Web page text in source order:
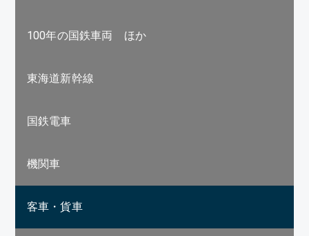
100年の国鉄車両 ほか
東海道新幹線
国鉄電車
機関車
客車・貨車